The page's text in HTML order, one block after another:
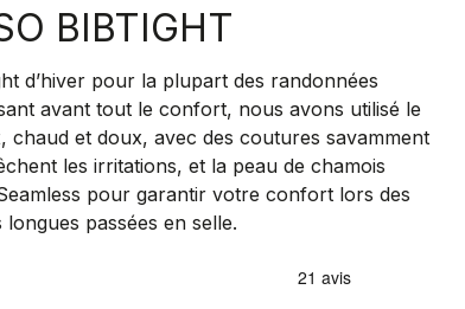
BIBTIGHT
d’hiver pour la plupart des randonnées
avant tout le confort, nous avons utilisé le
chaud et doux, avec des coutures savamment
les irritations, et la peau de chamois
pour garantir votre confort lors des
passées en selle.